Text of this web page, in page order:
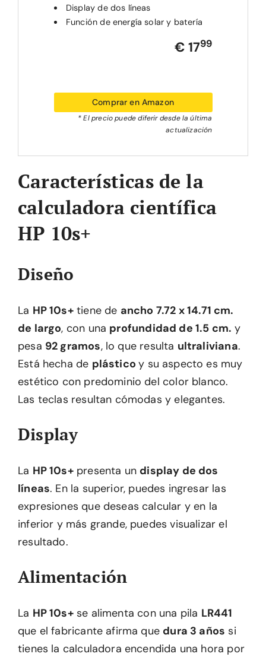
Display de dos líneas
Función de energía solar y batería
€ 1799
Comprar en Amazon
* El precio puede diferir desde la última
actualización
Características de la
calculadora científica
HP 10s+
Diseño
La HP 10s+tiene de ancho 7.72 x 14.71 cm.
de largo, con una profundidad de 1.5 cm. y
pesa 92 gramos, lo que resulta ultraliviana.
Está hecha de plásticoy su aspecto es muy
estético con predominio del color blanco.
Las teclas resultan cómodas y elegantes.
Display
La HP 10s+presenta un display de dos
líneas. En la superior, puedes ingresar las
expresiones que deseas calcular y en la
inferior y más grande, puedes visualizar el
resultado.
Alimentación
La HP 10s+se alimenta con una pila LR441
que el fabricante afirma que dura 3 años si
tienes la calculadora encendida una hora por